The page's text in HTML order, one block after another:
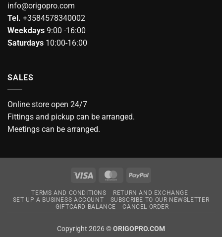
info@origopro.com
Tel. +3584578340002
Weekdays 9:00 -16:00
Saturdays 10:00-16:00
SALES
Online store open 24/7
Fittings and pickup can be arranged.
Meetings can be arranged.
Visa MasterCardPayPal
TERMS AND CONDITIONS
RETURN AND EXCHANGE
SET UP A BUSINESS ACCOUNT
SUBSCRIBE TO OUR NEWSLETTER
GIFTCARD BALANCE
CANCEL ORDER
Copyright 2026 ©ORIGOPRO.COM